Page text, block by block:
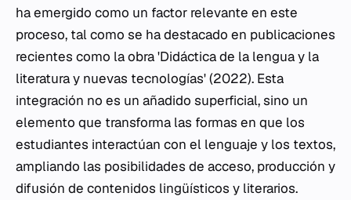
ha emergido como un factor relevante en este
proceso, tal como se ha destacado en publicaciones
recientes como la obra 'Didáctica de la lengua y la
literatura y nuevas tecnologías' (2022). Esta
integración no es un añadido superficial, sino un
elemento que transforma las formas en que los
estudiantes interactúan con el lenguaje y los textos,
ampliando las posibilidades de acceso, producción y
difusión de contenidos lingüísticos y literarios.